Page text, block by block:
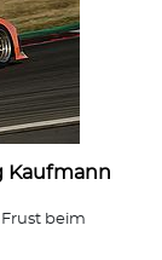
Kaufmann
beim